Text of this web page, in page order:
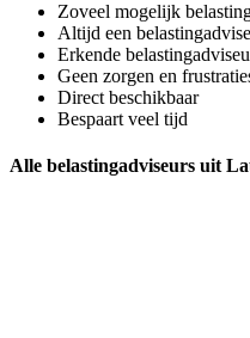
Zoveel mogelijk
Altijd een
Erkende
Geen zorgen en
Direct beschikbaar
Bespaart veel tijd
Alle belastingadviseurs uit